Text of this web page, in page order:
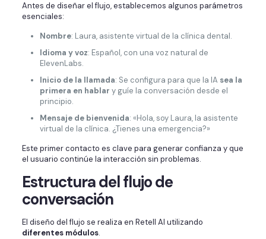
Antes de diseñar el flujo, establecemos algunos parámetros
esenciales:
Nombre: Laura, asistente virtual de la clínica dental.
Idioma y voz: Español, con una voz natural de
ElevenLabs.
Inicio de la llamada: Se configura para que la IA sea la
primera en hablar y guíe la conversación desde el
principio.
Mensaje de bienvenida: «Hola, soy Laura, la asistente
virtual de la clínica. ¿Tienes una emergencia?»
Este primer contacto es clave para generar confianza y que
el usuario continúe la interacción sin problemas.
Estructura del flujo de
conversación
El diseño del flujo se realiza en Retell AI utilizando
diferentes módulos.